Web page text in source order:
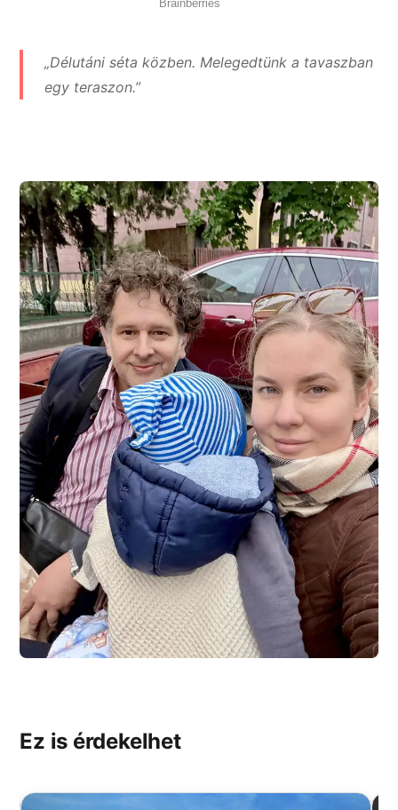
„Délutáni séta közben. Melegedtünk a tavaszban
egy teraszon.”
Ez is érdekelhet